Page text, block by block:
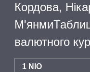
Кордова,
валютного
1 NIO